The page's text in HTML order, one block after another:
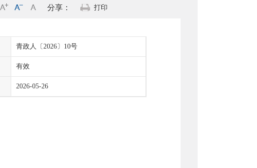
分享： 打印
青政人〔2026〕10号
有效
2026-05-26